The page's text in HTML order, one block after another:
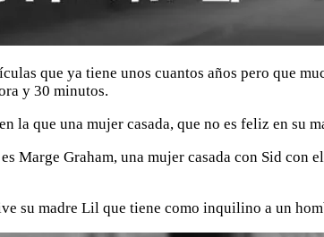
que ya tiene unos cuantos años pero que
y 30 minutos.
la que una mujer casada, que no es feliz en su
Marge Graham, una mujer casada con Sid con
su madre Lil que tiene como inquilino a un